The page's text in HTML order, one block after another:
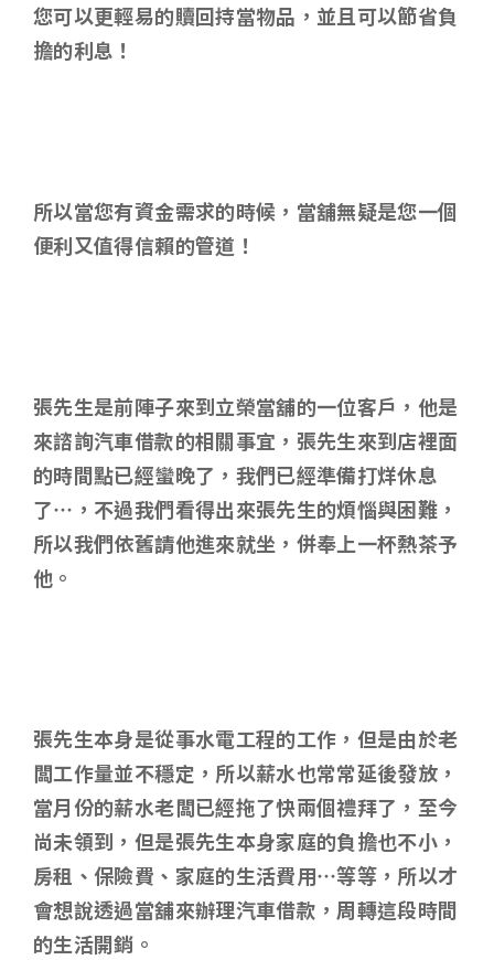
您可以更輕易的贖回持當物品，並且可以節省負
擔的利息！
所以當您有資金需求的時候，當舖無疑是您一個
便利又值得信賴的管道！
張先生是前陣子來到立榮當舖的一位客戶，他是
來諮詢汽車借款的相關事宜，張先生來到店裡面
的時間點已經蠻晚了，我們已經準備打烊休息
了…，不過我們看得出來張先生的煩惱與困難，
所以我們依舊請他進來就坐，併奉上一杯熱茶予
他。
張先生本身是從事水電工程的工作，但是由於老
闆工作量並不穩定，所以薪水也常常延後發放，
當月份的薪水老闆已經拖了快兩個禮拜了，至今
尚未領到，但是張先生本身家庭的負擔也不小，
房租、保險費、家庭的生活費用…等等，所以才
會想說透過當舖來辦理汽車借款，周轉這段時間
的生活開銷。